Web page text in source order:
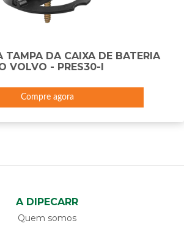
TAMPA DA CAIXA DE BATERIA
VOLVO - PRES30-I
Compre agora
A DIPECARR
Quem somos